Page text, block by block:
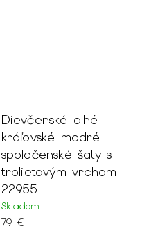
Dievčenské dlhé
kráľovské modré
spoločenské šaty s
trblietavým vrchom
22955
Skladom
79 €